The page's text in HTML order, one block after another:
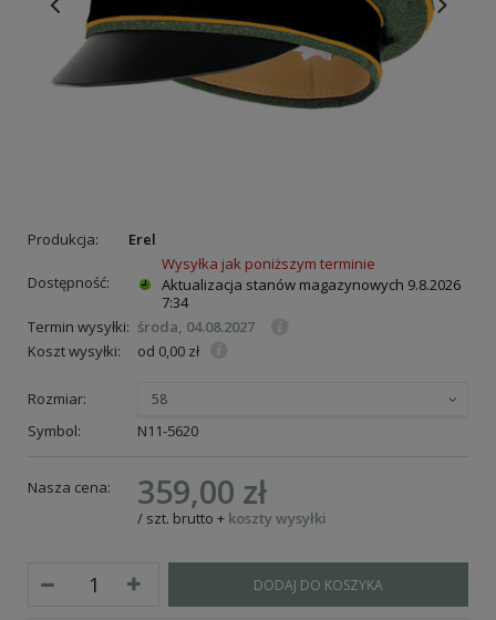
Produkcja: Erel
Dostępność:
Wysyłka jak poniższym terminie
Aktualizacja stanów magazynowych 9.8.2026
7:34
Termin wysyłki: środa, 04.08.2027
Koszt wysyłki:
od 0,00 zł
Rozmiar: 58
Symbol: N11-5620
Nasza cena: 359,00 zł
/ szt. brutto + koszty wysyłki
DODAJ DO KOSZYKA